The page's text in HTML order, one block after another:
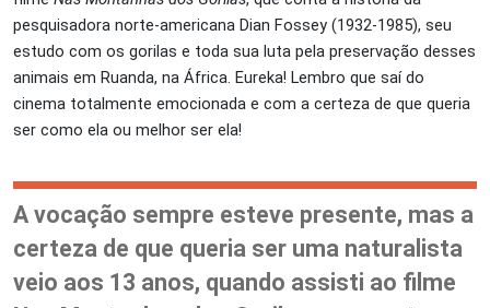
pesquisadora norte-americana Dian Fossey (1932-1985), seu
estudo com os gorilas e toda sua luta pela preservação desses
animais em Ruanda, na África. Eureka! Lembro que saí do
cinema totalmente emocionada e com a certeza de que queria
ser como ela ou melhor ser ela!
A vocação sempre esteve presente, mas a
certeza de que queria ser uma naturalista
veio aos 13 anos, quando assisti ao filme